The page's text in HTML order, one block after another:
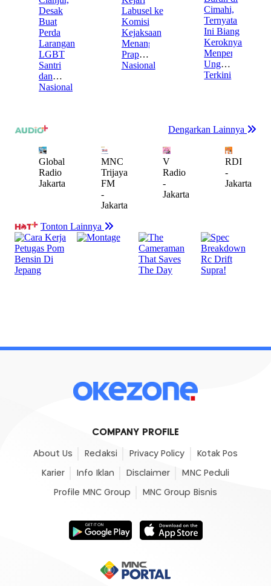
COMPANY PROFILE
About Us Redaksi Privacy Policy Kotak Pos
Karier Info Iklan Disclaimer MNC Peduli
Profile MNC Group MNC Group Bisnis